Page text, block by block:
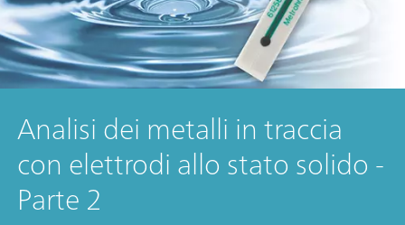
Analisi dei metalli in traccia
con elettrodi allo stato solido -
Parte 2